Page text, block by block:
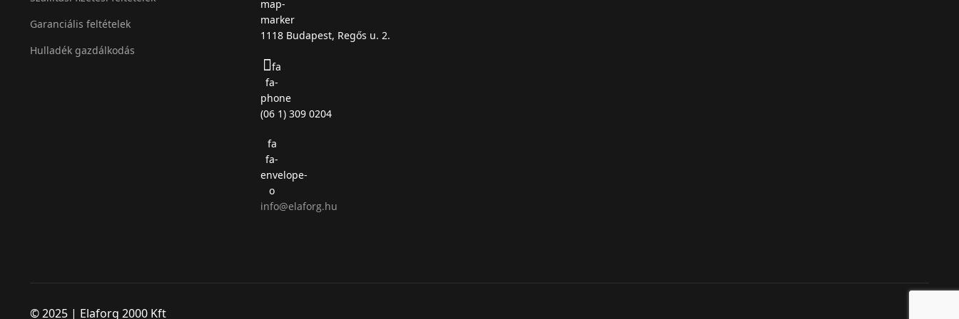
Garanciális feltételek
Hulladék gazdálkodás
map-
marker
1118 Budapest, Regős u. 2.
fa
fa-
phone
(06 1) 309 0204
fa
fa-
envelope-
o
info@elaforg.hu
© 2025 | Elaforg 2000 Kft